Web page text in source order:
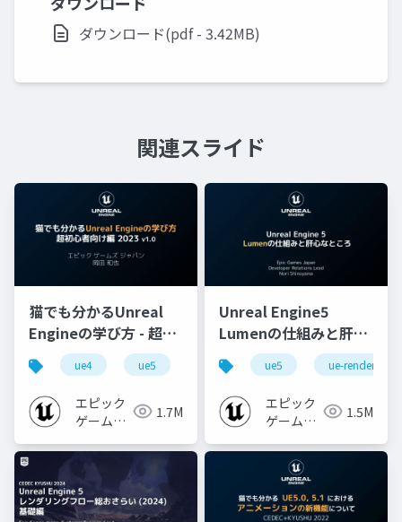
ダウンロード(pdf - 3.42MB)
関連スライド
猫でも分かるUnreal
Engineの学び方 - 超初
心者向け編 - 2023 v1.0
ue4 ue5 ue-beginner
エピック
ゲームズ
1.7M
Unreal Engine5
Lumenの仕組みと肝心
なところ
ue5 ue-rendering
エピック
ゲームズ
1.5M